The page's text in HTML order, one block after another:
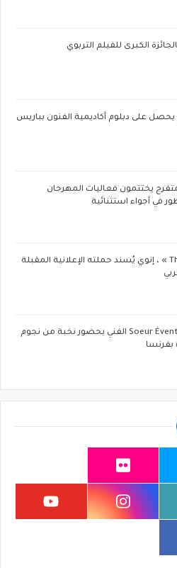
الكبرى للفيلم التربوي
على دبلوم أكاديمية الفنون بباريس
45 ألف متفرج يختتمون فعاليات المهرجان
في أجواء استثنائية
مع « The Next Ad » ، إنوي يُسند حملته الإعلانية المقبلة
نجاح باهر لحفل Soeur Évent الفني بحضور نخبة من نجوم
بفرنسا